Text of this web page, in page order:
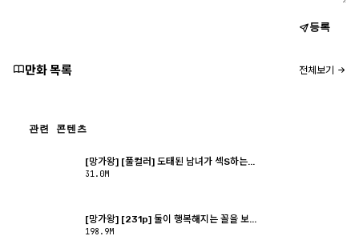
등록
만화 목록 전체보기
관련 콘텐츠
[망가왕] [풀컬러] 도태된 남녀가 섹S하는...
31.0M
[망가왕] [231p] 둘이 행복해지는 꼴을 보...
198.9M